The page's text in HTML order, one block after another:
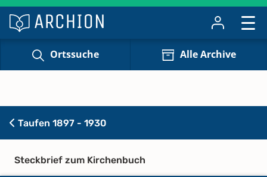
Ortssuche Alle Archive
Taufen 1897 - 1930
Steckbrief zum Kirchenbuch